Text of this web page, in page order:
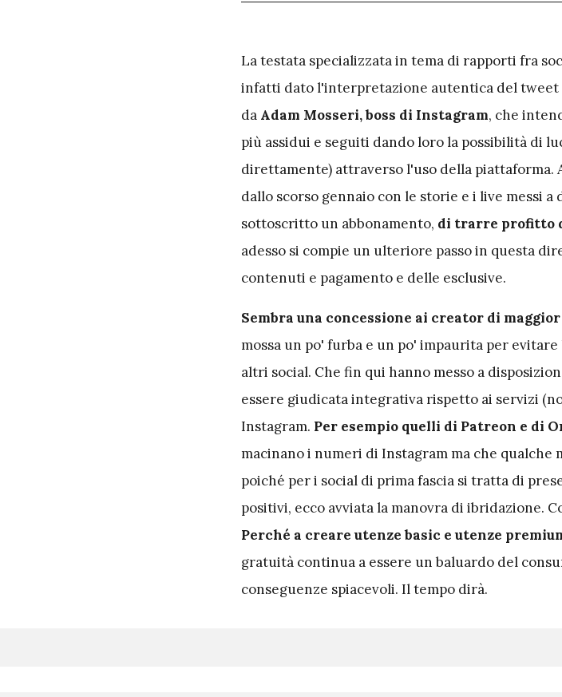
La testata specializzata in tema di rapporti fra
infatti dato l'interpretazione autentica del tweet
da Adam Mosseri, boss di Instagram, che
più assidui e seguiti dando loro la possibilità di
direttamente) attraverso l'uso della piattaforma.
dallo scorso gennaio con le storie e i live messi a
sottoscritto un abbonamento, di trarre profitto
adesso si compie un ulteriore passo in questa
contenuti e pagamento e delle esclusive.
Sembra una concessione ai creator di
mossa un po' furba e un po' impaurita per
altri social. Che fin qui hanno messo a
essere giudicata integrativa rispetto ai servizi
Instagram. Per esempio quelli di Patreon e di
macinano i numeri di Instagram ma che qualche
poiché per i social di prima fascia si tratta di
positivi, ecco avviata la manovra di ibridazione.
Perché a creare utenze basic e utenze
gratuità continua a essere un baluardo del
conseguenze spiacevoli. Il tempo dirà.